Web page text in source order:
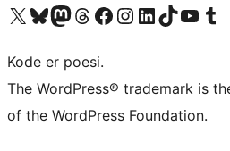
Besøg vores X (tidligere Twitter) konto
Besøg vores Bluesky-konto
Besøg vores Mastodon konto
Besøg vores Threads-konto
Besøg vores Facebook sideBesøg vores Instagram konto
Besøg vores LinkedIn konto
Besøg vores TikTok-konto
Besøg vores YouTube-kanal
Besøg vores
Kode er poesi.
The WordPress® trademark is
of the WordPress Foundation.